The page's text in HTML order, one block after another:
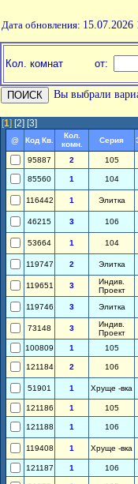
Дата обновления: 15.07.2026
Кол. комнат от:
Вы выбрали
[1] [2] [3]
@ Код Кв.
Кол.
комн.
Серия
95887
2 105
85560 1 104
116442 1 Элитка
46215 3 106
53664 1 104
119747 2 Элитка
119651 3
Индив.
Проект
119746 3 Элитка
73148 3
Индив.
Проект
100809 1 105
121184 2 106
51901 1 Хруще -вка
121186 1 105
121188 1 106
119408 1 Хруще -вка
121187 1 106